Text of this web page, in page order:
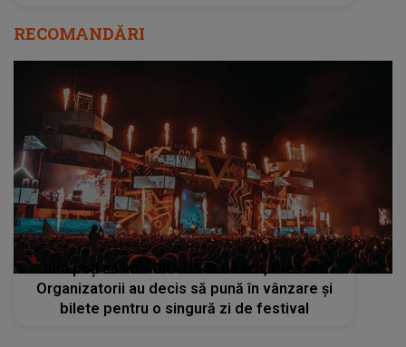
RECOMANDĂRI
Cum poți să intri GRATIS la Beach, Please!?
Organizatorii au decis să pună în vânzare și
bilete pentru o singură zi de festival